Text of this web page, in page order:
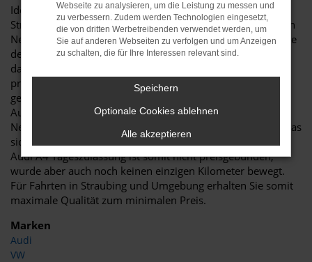
Ideen muss man haben! Eine Audi A4 Tageszulassung für
Straubing ist eine clevere Möglichkeit, um gleichzeitig einen
Neuwagen zu fahren, hierfür aber lediglich einen Preis nahe
dem Gebrauchtwagenniveau zu zahlen. Dies funktioniert
dank eines Tricks, der in der Automobilbranche gerne
praktiziert wird: eine Audi A4 Tageszulassung ist genau
genommen ein klassischer Neuwagen. Viele
Automobilhändler sind jedoch in den Rabatten für
Neufahrzeuge an die Vorgaben der Hersteller gebunden, was
sich durch das Zulassen für einen Tag umgehen lässt. Eine
Audi A4 Tageszulassung ist somit nicht preisgebunden,
wurde aber auch noch keinen einzigen Kilometer bewegt.
Für Fahrten in Straubing und Umgebung erhalten Sie somit
maximale Qualität zum minimalen Preis.
Marken
Audi
VW
Webseite zu analysieren, um die Leistung zu messen und
zu verbessern. Zudem werden Technologien eingesetzt,
die von dritten Werbetreibenden verwendet werden, um
Sie auf anderen Webseiten zu verfolgen und um Anzeigen
zu schalten, die für Ihre Interessen relevant sind.
Speichern
Optionale Cookies ablehnen
Alle akzeptieren